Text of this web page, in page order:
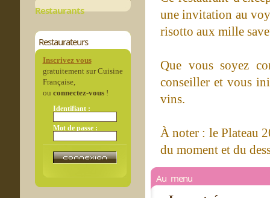
Restaurants
Restaurateurs
Inscrivez vous
gratuitement sur Cuisine
Française,
ou connectez-vous!
Identifiant :
Mot de passe :
une invitation au
risotto aux mille
Que vous soyez
conseiller et vous
vins.
À noter : le Plateau
du moment et du
Au menu